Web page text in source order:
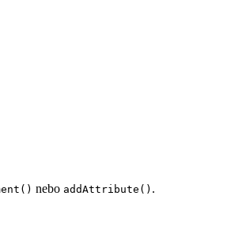
nebo addAttribute() .